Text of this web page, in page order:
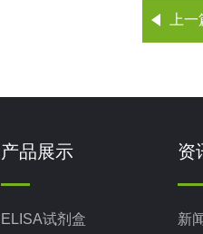
上
产品展示
ELISA试剂盒
资
新